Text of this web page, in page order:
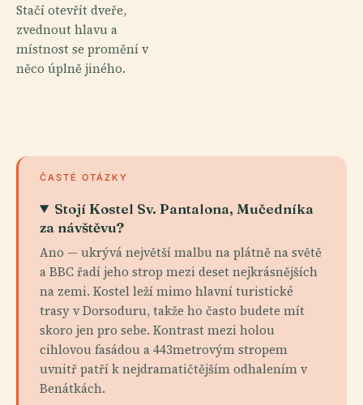
Stačí otevřít dveře,
zvednout hlavu a
místnost se promění v
něco úplně jiného.
ČASTÉ OTÁZKY
Stojí Kostel Sv. Pantalona, Mučedníka
za návštěvu?
Ano — ukrývá největší malbu na plátně na světě
a BBC řadí jeho strop mezi deset nejkrásnějších
na zemi. Kostel leží mimo hlavní turistické
trasy v Dorsoduru, takže ho často budete mít
skoro jen pro sebe. Kontrast mezi holou
cihlovou fasádou a 443metrovým stropem
uvnitř patří k nejdramatičtějším odhalením v
Benátkách.